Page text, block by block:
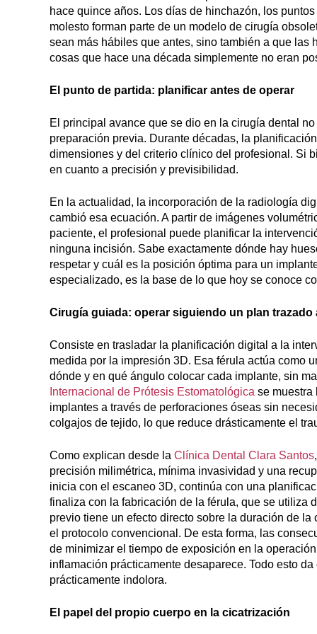
hace quince años. Los días de hinchazón, los
molesto forman parte de un modelo de cirugía
sean más hábiles que antes, sino también a que las
cosas que hace una década simplemente no eran
El punto de partida: planificar antes de operar
El principal avance que se dio en la cirugía dental
preparación previa. Durante décadas, la
dimensiones y del criterio clínico del profesional. Si
en cuanto a precisión y previsibilidad.
En la actualidad, la incorporación de la radiología
cambió esa ecuación. A partir de imágenes
paciente, el profesional puede planificar la
ninguna incisión. Sabe exactamente dónde hay
respetar y cuál es la posición óptima para un
especializado, es la base de lo que hoy se conoce
Cirugía guiada: operar siguiendo un plan trazado
Consiste en trasladar la planificación digital a la
medida por la impresión 3D. Esa férula actúa como
dónde y en qué ángulo colocar cada implante, sin
Internacional de Prótesis Estomatológica se muestra
implantes a través de perforaciones óseas sin
colgajos de tejido, lo que reduce drásticamente el
Como explican desde la Clínica Dental Clara Santos
precisión milimétrica, mínima invasividad y una
inicia con el escaneo 3D, continúa con una
finaliza con la fabricación de la férula, que se utiliza
previo tiene un efecto directo sobre la duración de
el protocolo convencional. De esta forma, las
de minimizar el tiempo de exposición en la
inflamación prácticamente desaparece. Todo esto
prácticamente indolora.
El papel del propio cuerpo en la cicatrización